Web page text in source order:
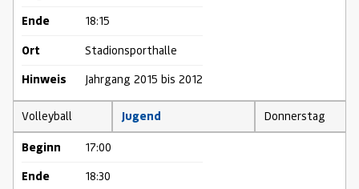
Ende 18:15
Ort Stadionsporthalle
Hinweis Jahrgang 2015 bis 2012
Volleyball Jugend Donnerstag
Beginn 17:00
Ende 18:30